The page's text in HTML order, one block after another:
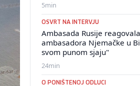
5min
OSVRT NA INTERVJU
Ambasada Rusije
ambasadora Njemačke u
svom punom sjaju"
24min
O PONIŠTENOJ ODLUCI